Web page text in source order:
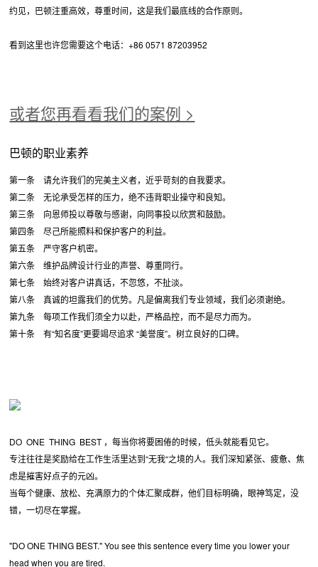
约见，巴顿注重高效，尊重时间，这是我们最底线的合作原则。
看到这里也许您需要这个电话：+86 0571 87203952
或者您再看看我们的案例 >
巴顿的职业素养
第一条 请允许我们的完美主义者，近乎苛刻的自我要求。
第二条 无论承受怎样的压力，绝不违背职业操守和良知。
第三条 向恩师投以尊敬与感谢，向同事投以欣赏和鼓励。
第四条 尽己所能照料和保护客户的利益。
第五条 严守客户机密。
第六条 维护品牌设计行业的声誉、尊重同行。
第七条 始终对客户讲真话，不忽悠，不扯淡。
第八条 真诚的坦露我们的优势。凡是偏离我们专业领域，我们必须谢绝。
第九条 每项工作我们须全力以赴，严格品控，而不是尽力而为。
第十条 有“知名度”更要竭尽追求 “美誉度”。树立良好的口碑。
DO ONE THING BEST ，每当你将要困倦的时候，低头就能看见它。
专注往往是奖励给在工作生活里达到“无我“之境的人。我们深知紧张、疲惫、焦
虑是摧害好点子的元凶。
当每个健康、放松、充满原力的个体汇聚成群，他们目标明确，眼神笃定，没
错，一切尽在掌握。
"DO ONE THING BEST." You see this sentence every time you lower your
head when you are tired.